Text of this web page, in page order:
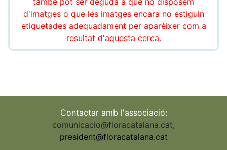
d'imatges o que les imatges encara no estiguin
etiquetades adequadament per aparèixer com a
resultat d'aquesta cerca.
Contactar amb l'associació:
comunicacio@floracatalana.cat,
president@floracatalana.cat